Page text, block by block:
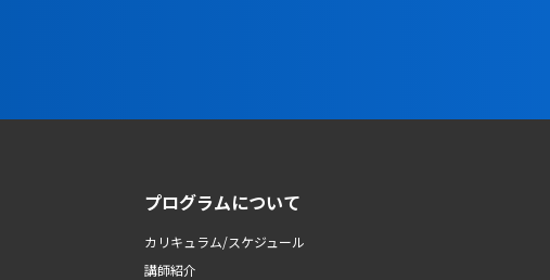
プログラムについて
カリキュラム/スケジュール
講師紹介